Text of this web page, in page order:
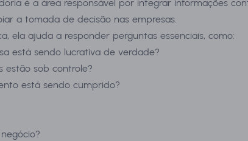
é a área responsável por integrar informações
a tomada de decisão nas empresas.
ela ajuda a responder perguntas essenciais, como:
está sendo lucrativa de verdade?
estão sob controle?
está sendo cumprido?